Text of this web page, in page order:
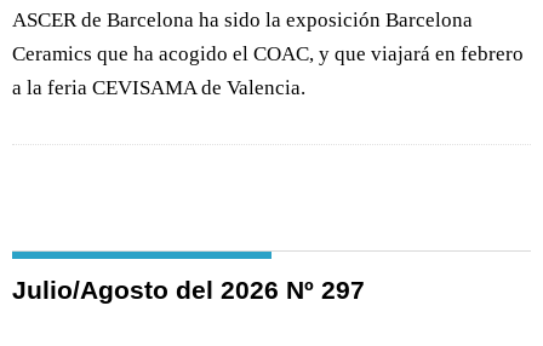
ASCER de Barcelona ha sido la exposición Barcelona
Ceramics que ha acogido el COAC, y que viajará en febrero
a la feria CEVISAMA de Valencia.
Julio/Agosto del 2026 Nº 297